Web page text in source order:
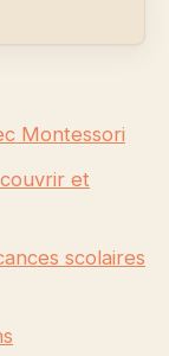
Montessori
et
scolaires